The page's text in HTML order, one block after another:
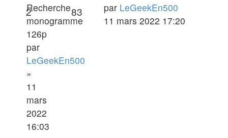
Recherche
monogramme
126p
par
LeGeekEn500
»
11
mars
2022
16:03
2Réponses83
Dernier
message
par LeGeekEn500
11 mars 2022 17:20